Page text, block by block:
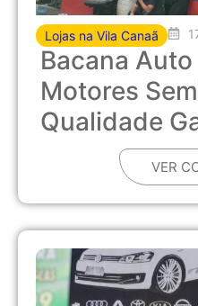
Lojas na Vila Canaã
Bacana
Motores
Qualidade
VER